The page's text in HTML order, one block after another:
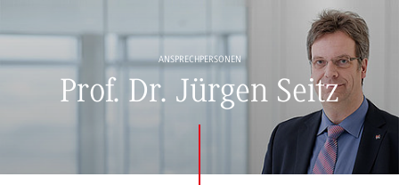
ANSPRECHPERSONEN
Prof. Dr. Jürgen Seitz